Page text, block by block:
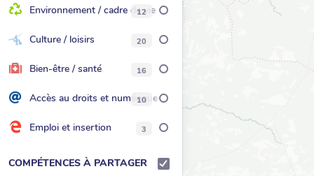
Environnement / cadre de vie
12
Culture / loisirs 20
Bien-être / santé 16
Accès au droits et numérique
10
Emploi et insertion 3
COMPÉTENCES À PARTAGER